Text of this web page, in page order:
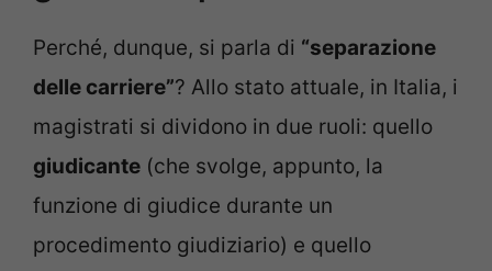
Perché, dunque, si parla di “separazione
delle carriere”? Allo stato attuale, in Italia, i
magistrati si dividono in due ruoli: quello
giudicante (che svolge, appunto, la
funzione di giudice durante un
procedimento giudiziario) e quello